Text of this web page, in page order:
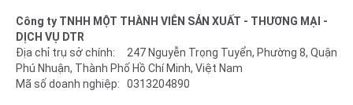
Công ty TNHH MỘT THÀNH VIÊN SẢN XUẤT - THƯƠNG MẠI -
DỊCH VỤ DTR
Địa chỉ trụ sở chính: 247 Nguyễn Trọng Tuyển, Phường 8, Quận
Phú Nhuận, Thành Phố Hồ Chí Minh, Việt Nam
Mã số doanh nghiệp: 0313204890